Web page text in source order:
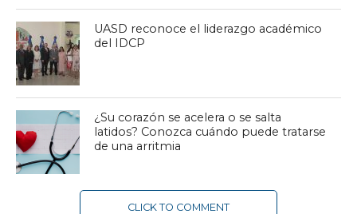
UASD reconoce el liderazgo académico
del IDCP
¿Su corazón se acelera o se salta
latidos? Conozca cuándo puede tratarse
de una arritmia
CLICK TO COMMENT